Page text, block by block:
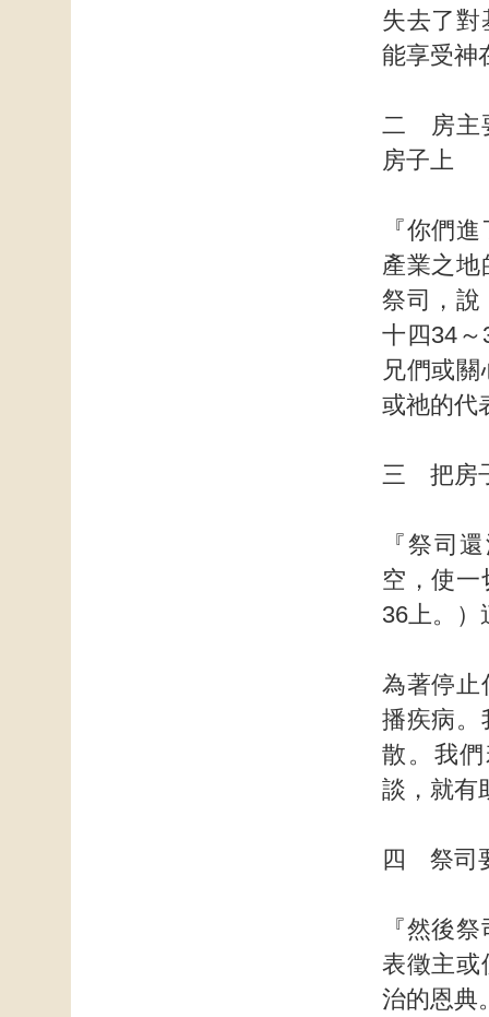
失去了對
能享受神
二 房主
房子上
『你們
產業之地
祭司，說
十四34
兄們或
或祂的代
三 把房
『祭司
空，使
36上。）
為著停止
播疾病。
散。我
談，就有
四 祭司
『然後
表徵主或
治的恩典